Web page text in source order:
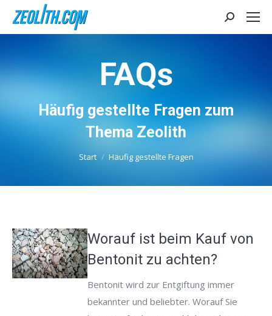
Search:
FAQs
Häufig gestellte Fragen zum
Thema Zeolith
Sie befinden sich hier:
Start Häufig gestellte Fragen
Worauf ist beim Kauf von
Bentonit zu achten?
Bentonit wird zur Entgiftung immer
bekannter und beliebter. Worauf Sie